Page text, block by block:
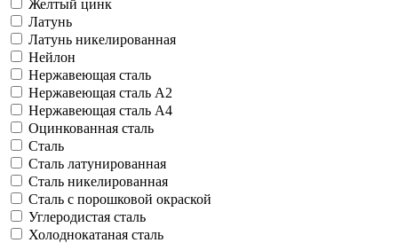
Желтый цинк
Латунь
Латунь никелированная
Нейлон
Нержавеющая сталь
Нержавеющая сталь А2
Нержавеющая сталь А4
Оцинкованная сталь
Сталь
Сталь латунированная
Сталь никелированная
Сталь с порошковой окраской
Углеродистая сталь
Холоднокатаная сталь